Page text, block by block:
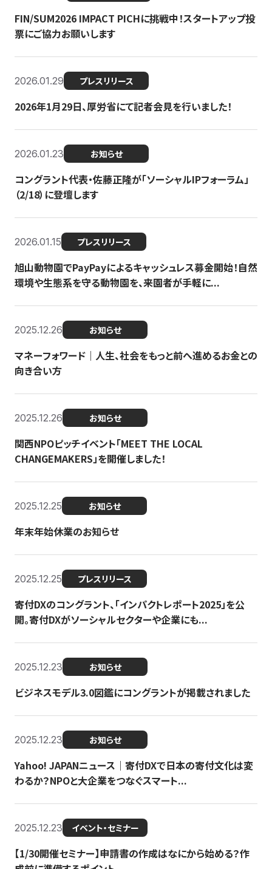
FIN/SUM2026 IMPACT PICHに挑戦中！スタートアップ投
票にご協力お願いします
2026.01.29 プレスリリース
2026年1月29日、厚労省にて記者会見を行いました！
2026.01.23 お知らせ
コングラント代表・佐藤正隆が「ソーシャルIPフォーラム」
（2/18）に登壇します
2026.01.15 プレスリリース
旭山動物園でPayPayによるキャッシュレス募金開始！自然
環境や生態系を守る動物園を、来園者が手軽に...
2025.12.26 お知らせ
マネーフォワード｜人生、社会をもっと前へ進めるお金との
向き合い方
2025.12.26 お知らせ
関西NPOピッチイベント「MEET THE LOCAL
CHANGEMAKERS」を開催しました！
2025.12.25 お知らせ
年末年始休業のお知らせ
2025.12.25 プレスリリース
寄付DXのコングラント、「インパクトレポート2025」を公
開。寄付DXがソーシャルセクターや企業にも...
2025.12.23 お知らせ
ビジネスモデル3.0図鑑にコングラントが掲載されました
2025.12.23 お知らせ
Yahoo! JAPANニュース｜寄付DXで日本の寄付文化は変
わるか？NPOと大企業をつなぐスマート...
2025.12.23 イベント・セミナー
【1/30開催セミナー】申請書の作成はなにから始める？作